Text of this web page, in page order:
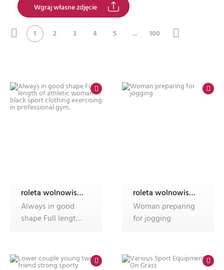
Wgraj własne zdjęcie
1 2 3 4 5 ... 100
roleta wolnowisząca electro z nadrukiem
Always in good
shape Full length
roleta wolnowisząca electro z nadrukiem
Woman preparing
for jogging